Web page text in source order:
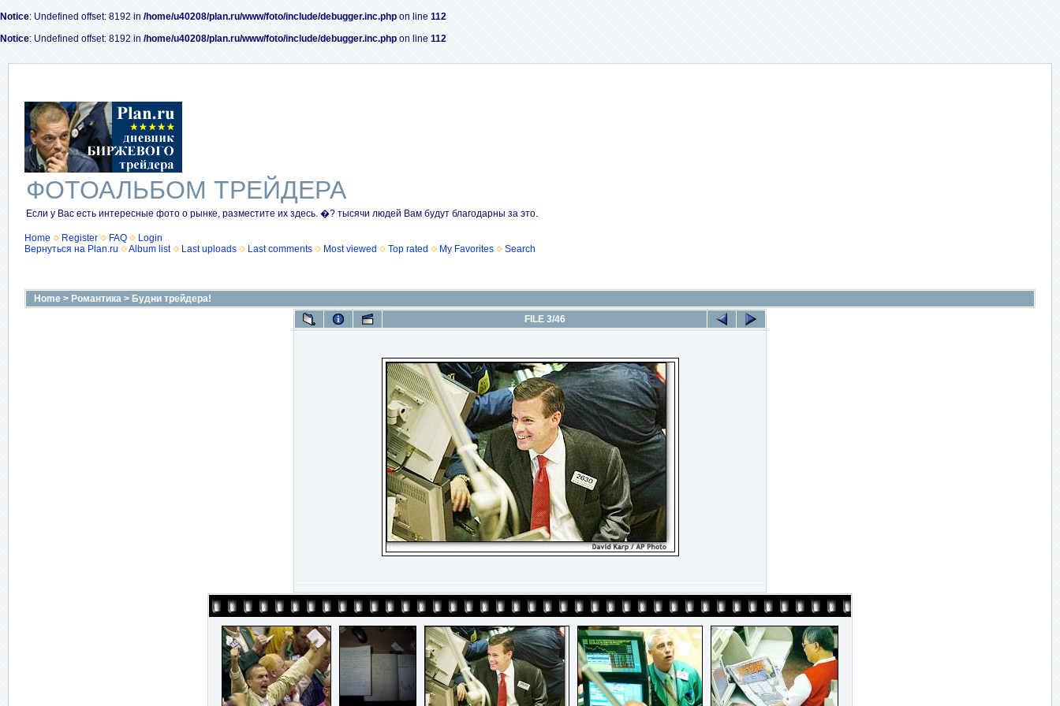
Notice: Undefined offset: 8192 in /home/u40208/plan.ru/www/foto/include/debugger.inc.php on line 112
Notice: Undefined offset: 8192 in /home/u40208/plan.ru/www/foto/include/debugger.inc.php on line 112
ФОТОАЛЬБОМ ТРЕЙДЕРА
Если у Вас есть интересные фото о рынке, разместите их здесь. �? тысячи людей Вам будут благодарны за это.
Home Register FAQ
Login
Вернуться на Plan.ru
Album list Last uploads Last comments Most viewed Top rated My Favorites Search
Home > Романтика > Будни трейдера!
FILE 3/46